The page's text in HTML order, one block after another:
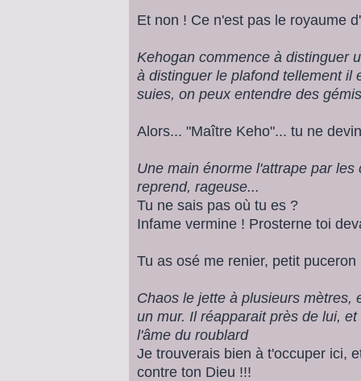
Et non ! Ce n'est pas le royaume
Kehogan commence à distinguer
à distinguer le plafond tellement il
suies, on peux entendre des
Alors... "Maître Keho"... tu ne
Une main énorme l'attrape par
reprend, rageuse...
Tu ne sais pas où tu es ?
Infame vermine ! Prosterne toi
Tu as osé me renier, petit puceron
Chaos le jette à plusieurs mètres,
un mur. Il réapparait près de lui,
l'âme du roublard
Je trouverais bien à t'occuper ici,
contre ton Dieu !!!